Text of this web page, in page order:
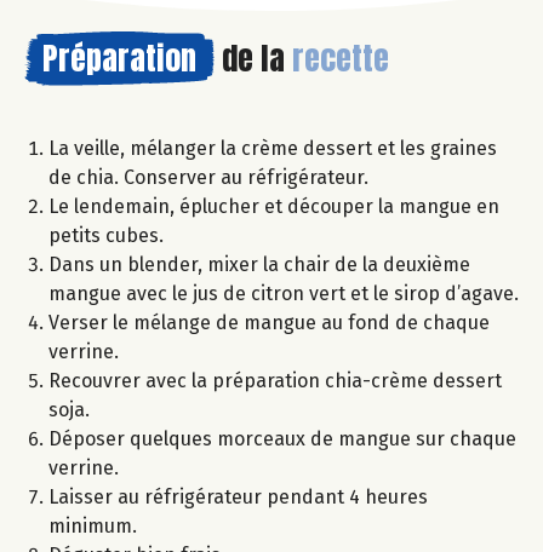
Préparation de la recette
La veille, mélanger la crème dessert et les graines
de chia. Conserver au réfrigérateur.
Le lendemain, éplucher et découper la mangue en
petits cubes.
Dans un blender, mixer la chair de la deuxième
mangue avec le jus de citron vert et le sirop d’agave.
Verser le mélange de mangue au fond de chaque
verrine.
Recouvrer avec la préparation chia-crème dessert
soja.
Déposer quelques morceaux de mangue sur chaque
verrine.
Laisser au réfrigérateur pendant 4 heures
minimum.